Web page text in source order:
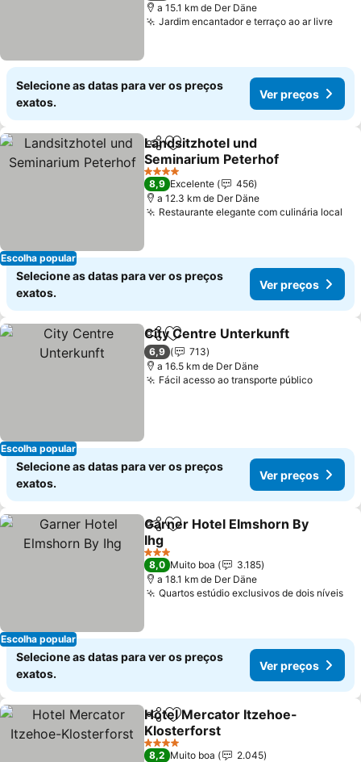
a 15.1 km de Der Däne
Jardim encantador e terraço ao ar livre
Selecione as datas para ver os preços
exatos.
Ver preços
Escolha popular
PartilharAdicionar aos favoritos
Landsitzhotel und
Seminarium Peterhof
4 Estrelas
8,9 Excelente
456
a 12.3 km de Der Däne
Restaurante elegante com culinária local
Selecione as datas para ver os preços
exatos.
Ver preços
Escolha popular
PartilharAdicionar aos favoritos
City Centre Unterkunft
6,9
713
a 16.5 km de Der Däne
Fácil acesso ao transporte público
Selecione as datas para ver os preços
exatos.
Ver preços
Escolha popular
PartilharAdicionar aos favoritos
Garner Hotel Elmshorn By
Ihg
3 Estrelas
8,0 Muito boa
3.185
a 18.1 km de Der Däne
Quartos estúdio exclusivos de dois níveis
Selecione as datas para ver os preços
exatos.
Ver preços
PartilharAdicionar aos favoritos
Hotel Mercator Itzehoe-
Klosterforst
4 Estrelas
8,2 Muito boa
2.045